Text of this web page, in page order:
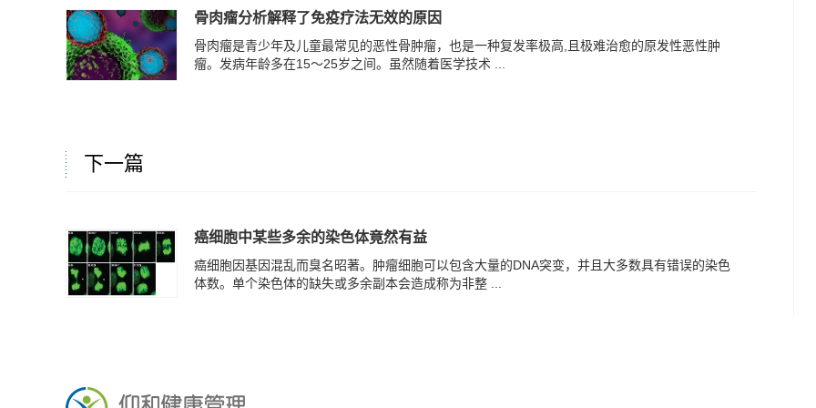
骨肉瘤分析解释了免疫疗法无效的原因
骨肉瘤是青少年及儿童最常见的恶性骨肿瘤，也是一种复发率极高,且极难治愈的原发性恶性肿
瘤。发病年龄多在15～25岁之间。虽然随着医学技术 ...
下一篇
癌细胞中某些多余的染色体竟然有益
癌细胞因基因混乱而臭名昭著。肿瘤细胞可以包含大量的DNA突变，并且大多数具有错误的染色
体数。单个染色体的缺失或多余副本会造成称为非整 ...